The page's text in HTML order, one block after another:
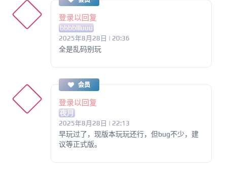
登录以回复
bbbbllluuu
2025年8月28日 | 20:36
全是乱码别玩
会员
登录以回复
夜月
2025年8月28日 | 22:13
早玩过了，现版本玩玩还行，但bug不少，建
议等正式版。